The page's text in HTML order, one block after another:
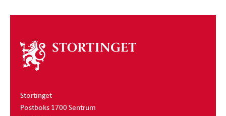
Om
stortinget
Stortinget
Postboks 1700 Sentrum